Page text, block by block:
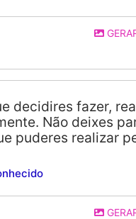
decidires fazer,
Não deixes
puderes realizar